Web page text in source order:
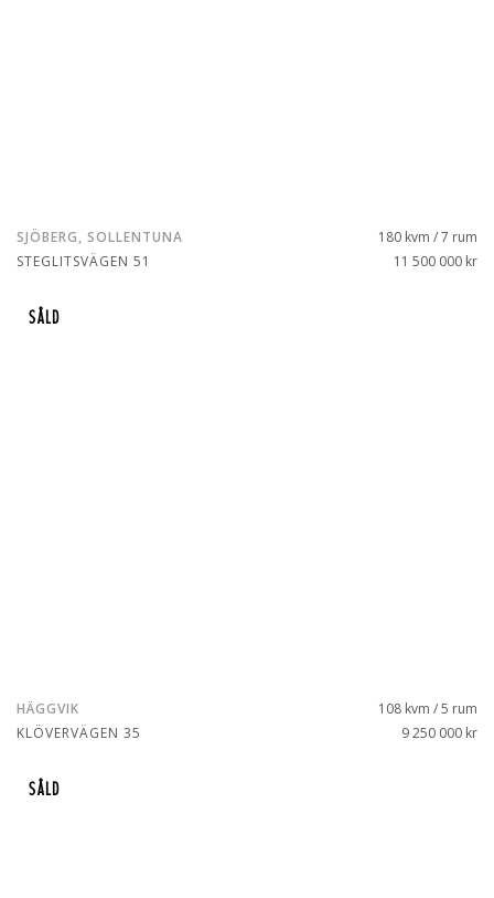
SJÖBERG, SOLLENTUNA
STEGLITSVÄGEN 51
180 kvm / 7 rum
11 500 000 kr
SÅLD
HÄGGVIK
KLÖVERVÄGEN 35
108 kvm / 5 rum
9 250 000 kr
SÅLD